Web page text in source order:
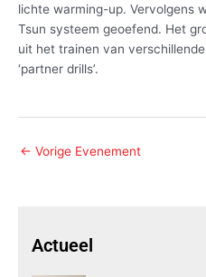
lichte warming-up. Vervolgens
Tsun systeem geoefend. Het
uit het trainen van
‘partner drills’.
← Vorige Evenement
Actueel